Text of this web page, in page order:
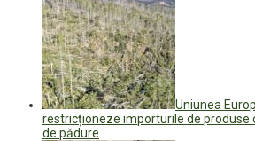
Uniunea
restricționeze importurile de produse
de pădure